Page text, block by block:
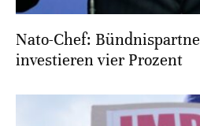
Nato-Chef:
investieren vier Prozent